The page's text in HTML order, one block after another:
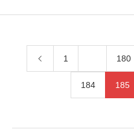
1 180
184 185